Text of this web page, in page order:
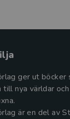
ger ut böcker
till nya världar
är en del av